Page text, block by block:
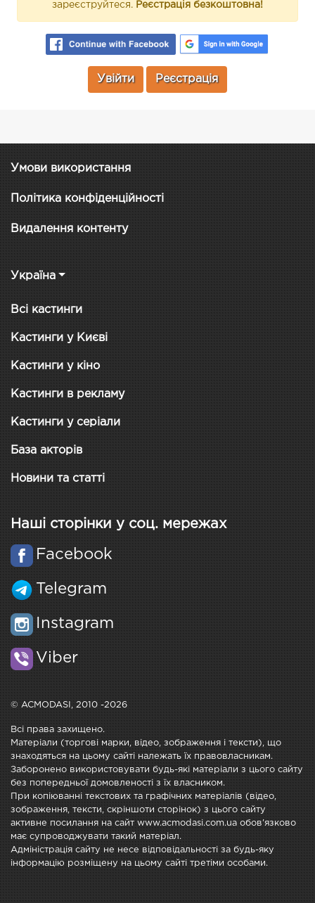
зареєструйтеся. Реєстрація безкоштовна!
Увійти Реєстрація
Умови використання
Політика конфіденційності
Видалення контенту
Україна
Всі кастинги
Кастинги у Києві
Кастинги у кіно
Кастинги в рекламу
Кастинги у серіали
База акторів
Новини та статті
Наші сторінки у соц. мережах
Facebook
Telegram
Instagram
Viber
© ACMODASI, 2010 -2026
Всі права захищено.
Матеріали (торгові марки, відео, зображення і тексти), що
знаходяться на цьому сайті належать їх правовласникам.
Заборонено використовувати будь-які матеріали з цього сайту
без попередньої домовленості з їх власником.
При копіюванні текстових та графічних матеріалів (відео,
зображення, тексти, скріншоти сторінок) з цього сайту
активне посилання на сайт www.acmodasi.com.ua обов'язково
має супроводжувати такий матеріал.
Адміністрація сайту не несе відповідальності за будь-яку
інформацію розміщену на цьому сайті третіми особами.